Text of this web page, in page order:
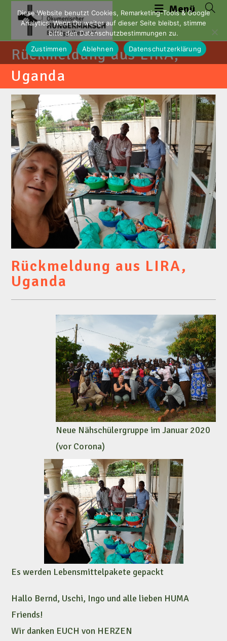
Menü
Rückmeldung aus LIRA,
Uganda
Rückmeldung aus LIRA,
Uganda
Neue Nähschülergruppe im Januar 2020
(vor Corona)
Es werden Lebensmittelpakete gepackt
Hallo Bernd, Uschi, Ingo und alle lieben HUMA
Friends!
Wir danken EUCH von HERZEN
Diese Website benutzt Cookies, Remarketing-Tools & Google
Analytics. Wenn Du weiter auf dieser Seite bleibst, stimme
bitte den Datenschutzbestimmungen zu.
Zustimmen
Ablehnen Datenschutzerklärung